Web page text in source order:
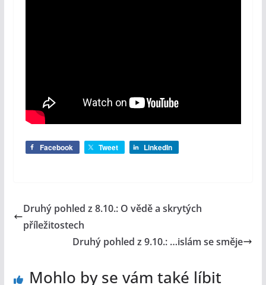
Facebook Tweet LinkedIn
Druhý pohled z 8.10.: O vědě a skrytých
příležitostech
Druhý pohled z 9.10.: …islám se směje
Mohlo by se vám také líbit